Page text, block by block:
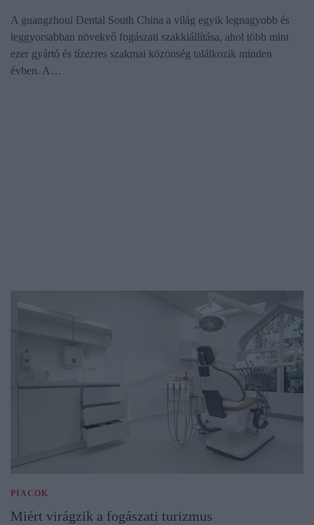
A guangzhoui Dental South China a világ egyik legnagyobb és
leggyorsabban növekvő fogászati szakkiállítása, ahol több mint
ezer gyártó és tízezres szakmai közönség találkozik minden
évben. A…
PIACOK
Miért virágzik a fogászati turizmus